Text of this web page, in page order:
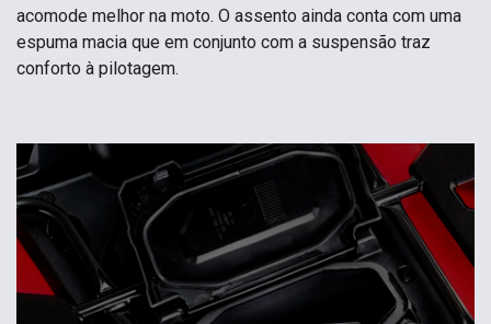
acomode melhor na moto. O assento ainda conta com uma
espuma macia que em conjunto com a suspensão traz
conforto à pilotagem.